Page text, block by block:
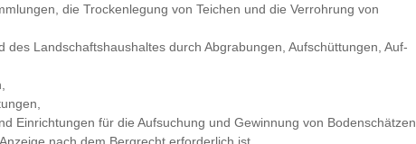
die Trockenlegung von Teichen und die Verrohrung von
des Landschaftshaushaltes durch Abgrabungen, Aufschüttungen, Auf-
Einrichtungen für die Aufsuchung und Gewinnung von Bodenschätzen,
nach dem Bergrecht erforderlich ist,